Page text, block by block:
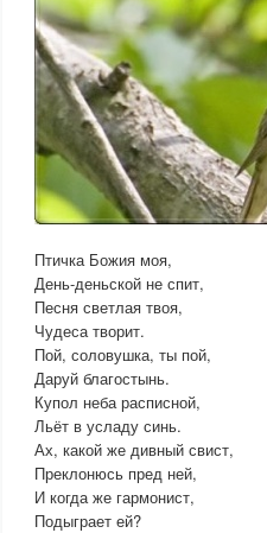
Птичка Божия моя,
День-деньской не спит,
Песня светлая твоя,
Чудеса творит.
Пой, соловушка, ты пой,
Даруй благостынь.
Купол неба расписной,
Льёт в усладу синь.
Ах, какой же дивный свист,
Преклонюсь пред ней,
И когда же гармонист,
Подыграет ей?